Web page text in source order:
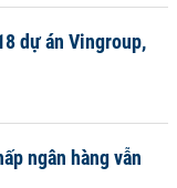
dự án Vingroup,
ngân hàng vẫn